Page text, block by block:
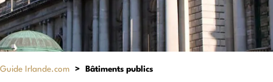
Guide Irlande.com > Bâtiments publics